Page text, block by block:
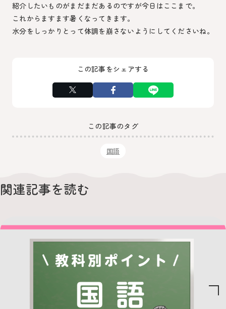
紹介したいものがまだまだあるのですが今日はここまで。
これからますます暑くなってきます。
水分をしっかりとって体調を崩さないようにしてくださいね。
この記事をシェアする
この記事のタグ
国語
関連記事を読む